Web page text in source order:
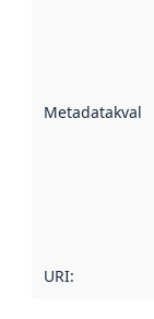
Metadatakvalitet
URI: